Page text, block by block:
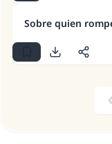
Sobre quien